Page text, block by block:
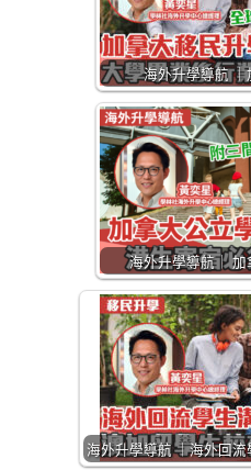
海外升學導航
海外升學導航｜
海外升學導航 ｜海外回